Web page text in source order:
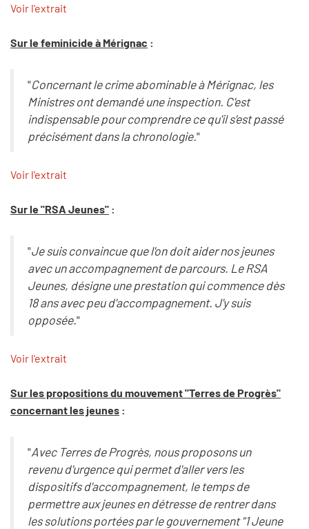
Voir l'extrait
Sur le feminicide à Mérignac :
"Concernant le crime abominable à Mérignac, les
Ministres ont demandé une inspection. C'est
indispensable pour comprendre ce qu'il s'est passé
précisément dans la chronologie."
Voir l'extrait
Sur le "RSA Jeunes" :
"Je suis convaincue que l'on doit aider nos jeunes
avec un accompagnement de parcours. Le RSA
Jeunes, désigne une prestation qui commence dès
18 ans avec peu d'accompagnement. J'y suis
opposée."
Voir l'extrait
Sur les propositions du mouvement "Terres de Progrès"
concernant les jeunes :
"Avec Terres de Progrès, nous proposons un
revenu d'urgence qui permet d'aller vers les
dispositifs d'accompagnement, le temps de
permettre aux jeunes en détresse de rentrer dans
les solutions portées par le gouvernement "1 Jeune